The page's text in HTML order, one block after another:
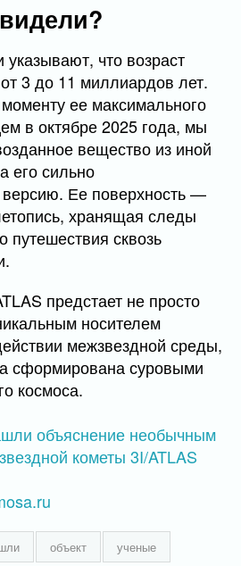
указывают, что возраст
3 до 11 миллиардов лет.
ее максимального
в октябре 2025 года, мы
вещество из иной
его сильно
Ее поверхность —
хранящая следы
путешествия сквозь
предстает не просто
носителем
межзвездной среды,
сформирована суровыми
космоса.
объект ученые